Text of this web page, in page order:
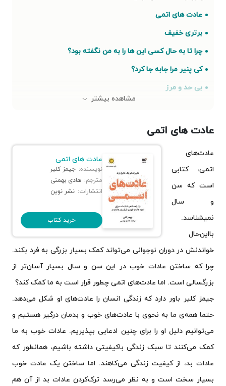
عادت های اتمی
برتری خفیف
چرا تا به حال کسی این ها را به من نگفته بود؟
کی پنیر مرا جابه جا کرد؟
بی حد و مرز
هفت عادت نوجوانان موفق
باشگاه پنج صبحی ها
اثر مرکب
مشاهده بیشتر
عادت های اتمی
عادت های اتمی
نویسنده: جیمز کلیر
مترجم: هادی بهمنی
انتشارات: نشر نوین
خرید کتاب
عادت‌های
اتمی، کتابی
است که سن
و سال
نمی‎شناسد.
با‌این‌حال
خواندنش در دوران نوجوانی می‌تواند کمک بسیار بزرگی به فرد بکند.
چرا که ساختن عادات‌ خوب در این سن و سال بسیار آسان‌تر از
بزرگسالی است. اما عادت‌های اتمی چطور قرار است به ما کمک کند؟
جیمز کلیر باور دارد که زندگی انسان‌ را عادت‌های او شکل می‌دهد.
حتما همه‌ی ما به نحوی با عادت‌های خوب و بدمان درگیر هستیم و
می‌توانیم دلیل او را برای چنین ادعایی بپذیریم. عادات خوب به ما
کمک می‌کنند تا سبک زندگی باکیفیتی داشته باشیم، همانطور که
عادات بد، از کیفیت زندگی می‌کاهند. اما ساختن یک عادت خوب
بسیار سخت است و به نظر می‌رسد ترک‌کردن عادات بد از آن هم